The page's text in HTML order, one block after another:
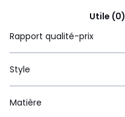
Utile (0)
Rapport qualité-prix
Style
Matière